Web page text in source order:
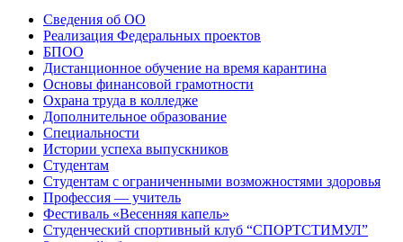
Сведения об ОО
Реализация Федеральных проектов
БПОО
Дистанционное обучение на время карантина
Основы финансовой грамотности
Охрана труда в колледже
Дополнительное образование
Специальности
Истории успеха выпускников
Студентам
Студентам с ограниченными возможностями здоровья
Профессия — учитель
Фестиваль «Весенняя капель»
Студенческий спортивный клуб “СПОРТСТИМУЛ”